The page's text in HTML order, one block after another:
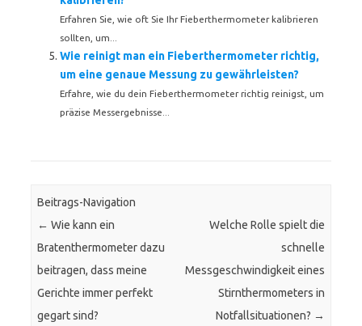
Erfahren Sie, wie oft Sie Ihr Fieberthermometer kalibrieren
sollten, um...
Wie reinigt man ein Fieberthermometer richtig,
um eine genaue Messung zu gewährleisten?
Erfahre, wie du dein Fieberthermometer richtig reinigst, um
präzise Messergebnisse...
Beitrags-Navigation
← Wie kann ein
Bratenthermometer dazu
beitragen, dass meine
Gerichte immer perfekt
gegart sind?
Welche Rolle spielt die
schnelle
Messgeschwindigkeit eines
Stirnthermometers in
Notfallsituationen? →